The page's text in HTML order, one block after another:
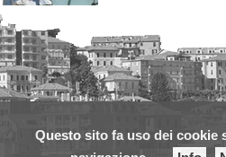
Questo sito fa uso dei cookie